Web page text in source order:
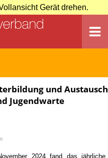
Gerät drehen.
und Austausch
Jugendwarte
2024 fand das jährliche